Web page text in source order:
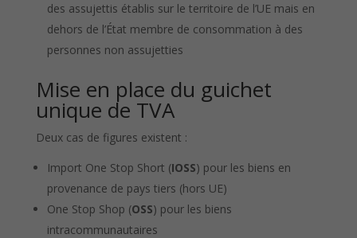
des assujettis établis sur le territoire de l’UE mais en
dehors de l’État membre de consommation à des
personnes non assujetties
Mise en place du guichet
unique de TVA
Deux cas de figures existent :
Import One Stop Short (IOSS) pour les biens en
provenance de pays tiers (hors UE)
One Stop Shop (OSS) pour les biens
intracommunautaires